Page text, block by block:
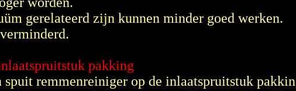
gerelateerd zijn kunnen minder goed werken.
pakking
spuit remmenreiniger op de inlaatspruitstuk